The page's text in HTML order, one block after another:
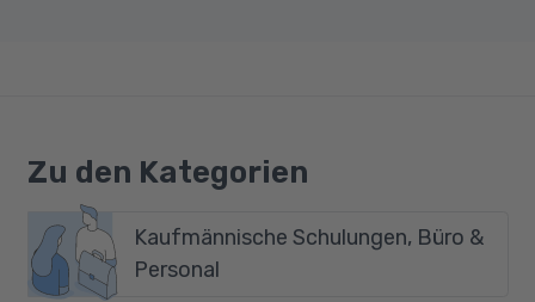
Zu den Kategorien
Kaufmännische Schulungen, Büro &
Personal